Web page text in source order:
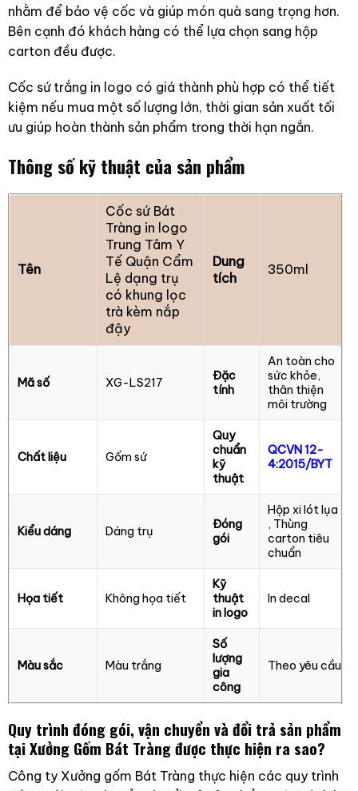
nhằm để bảo vệ cốc và giúp món quà sang trọng hơn.
Bên cạnh đó khách hàng có thể lựa chọn sang hộp
carton đều được.
Cốc sứ trắng in logo có giá thành phù hợp có thể tiết
kiệm nếu mua một số lượng lớn, thời gian sản xuất tối
ưu giúp hoàn thành sản phẩm trong thời hạn ngắn.
Thông số kỹ thuật của sản phẩm
Tên
Cốc sứ Bát
Tràng in logo
Trung Tâm Y
Tế Quận Cẩm
Lệ dạng trụ
có khung lọc
trà kèm nắp
đậy
Dung
tích
350ml
Mã số XG-LS217
Đặc
tính
An toàn cho
sức khỏe,
thân thiện
môi trường
Chất liệu Gốm sứ
Quy
chuẩn
kỹ
thuật
QCVN 12-
4:2015/BYT
Kiểu dáng Dáng trụ
Đóng
gói
Hộp xi lót lụa
, Thùng
carton tiêu
chuẩn
Họa tiết Không họa tiết
Kỹ
thuật
in logo
In decal
Màu sắc Màu trắng
Số
lượng
gia
công
Theo yêu cầu
Quy trình đóng gói, vận chuyển và đổi trả sản phẩm
tại Xưởng Gốm Bát Tràng được thực hiện ra sao?
Công ty Xưởng gốm Bát Tràng thực hiện các quy trình